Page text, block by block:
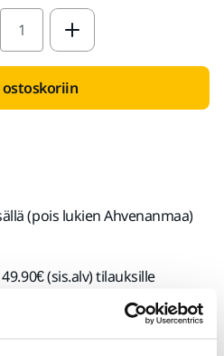
value
ostoskoriin
(pois lukien Ahvenanmaa)
(sis.alv) tilauksille